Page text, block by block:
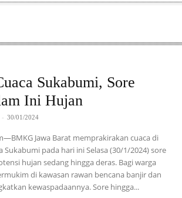
Sukabumi, Sore
Ini Hujan
- 30/01/2024
Jawa Barat memprakirakan cuaca di
Sukabumi pada hari ini Selasa (30/1/2024) sore
hujan sedang hingga deras. Bagi warga
di kawasan rawan bencana banjir dan
longsor agar meningkatkan kewaspadaannya. Sore hingga...